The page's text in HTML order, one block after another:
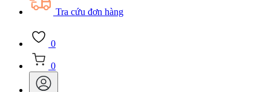
Tra cứu đơn hàng
0
0